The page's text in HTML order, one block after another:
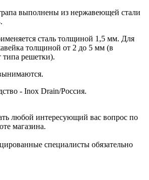
выполнены из нержавеющей стали
сталь толщиной 1,5 мм. Для
толщиной от 2 до 5 мм (в
типа решетки).
- Inox Drain/Россия.
любой интересующий вас вопрос по
магазина.
специалисты обязательно